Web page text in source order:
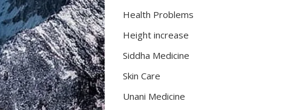
Health Problems
Height increase
Siddha Medicine
Skin Care
Unani Medicine